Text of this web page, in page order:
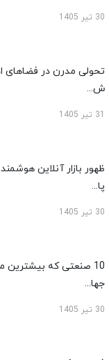
30 تیر 1405
تحولی مدرن در فضاهای
ش...
ظهور بازار آنلاین
پا...
30 تیر 1405
10 صنعتی که بیشترین
جها...
30 تیر 1405